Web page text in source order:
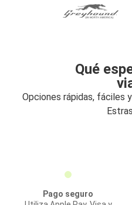
Qué
Opciones rápidas, fáciles
Pago seguro